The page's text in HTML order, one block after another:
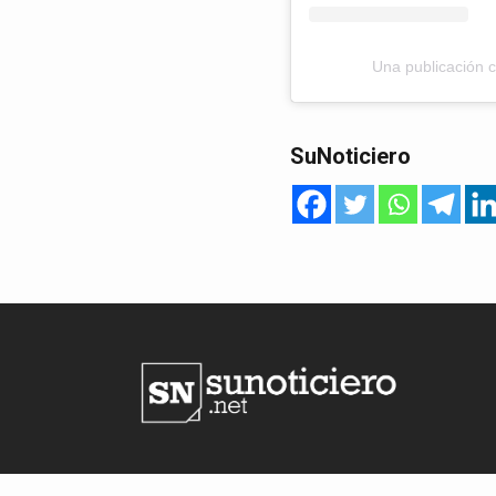
Una publicación
SuNoticiero